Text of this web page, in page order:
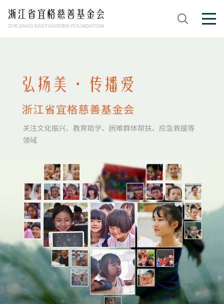
党建专栏
党建要闻
清廉建设
关于我们
理事会
联系我们
宜文计划
宜人计划
宜学计划
宜安计划
宜心计划
新闻资讯
新闻动态
媒体报道
公告公示
公益影像
信息公开
机构信息
管理制度
合作伙伴